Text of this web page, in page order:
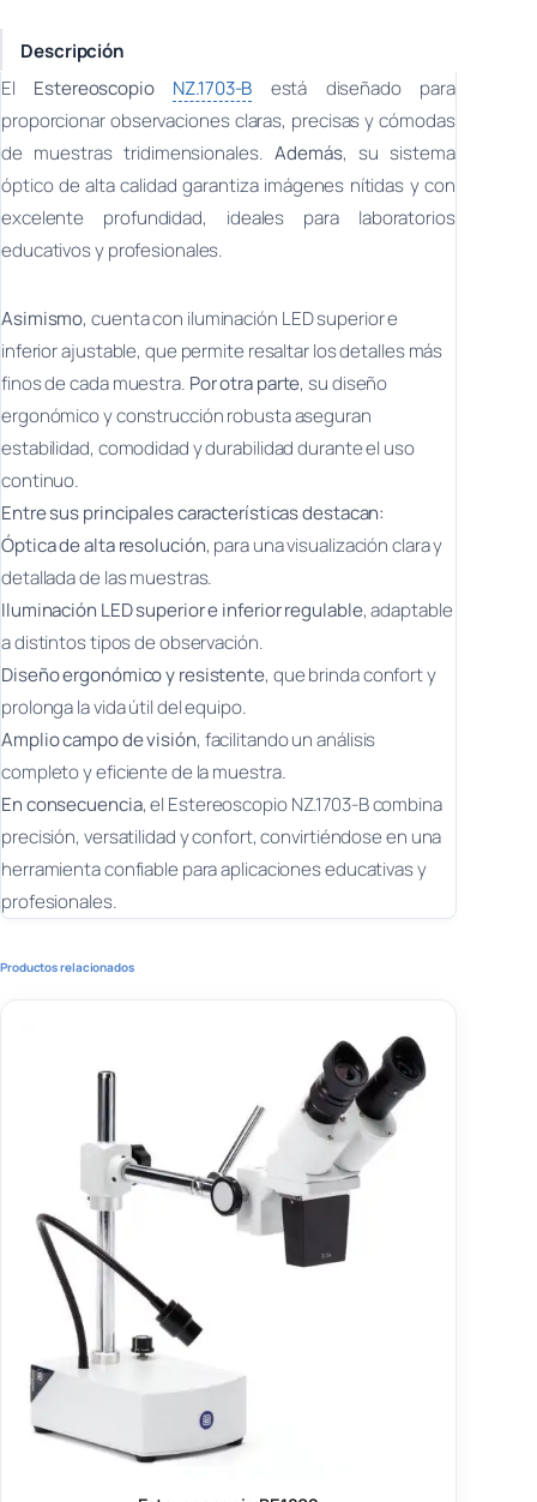
Descripción
El Estereoscopio NZ.1703-B está diseñado para
proporcionar observaciones claras, precisas y cómodas
de muestras tridimensionales.Además, su sistema
óptico de alta calidad garantiza imágenes nítidas y con
excelente profundidad, ideales para laboratorios
educativos y profesionales.
Asimismo, cuenta con iluminación LED superior e
inferior ajustable, que permite resaltar los detalles más
finos de cada muestra. Por otra parte, su diseño
ergonómico y construcción robusta aseguran
estabilidad, comodidad y durabilidad durante el uso
continuo.
Entre sus principales características destacan:
Óptica de alta resolución, para una visualización clara y
detallada de las muestras.
Iluminación LED superior e inferior regulable, adaptable
a distintos tipos de observación.
Diseño ergonómico y resistente, que brinda confort y
prolonga la vida útil del equipo.
Amplio campo de visión, facilitando un análisis
completo y eficiente de la muestra.
En consecuencia, el Estereoscopio NZ.1703-B combina
precisión, versatilidad y confort, convirtiéndose en una
herramienta confiable para aplicaciones educativas y
profesionales.
Productos relacionados